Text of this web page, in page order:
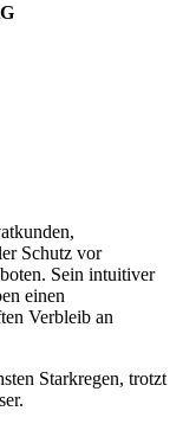
Schutz vor
Sein intuitiver
einen
Verbleib an
Starkregen, trotzt